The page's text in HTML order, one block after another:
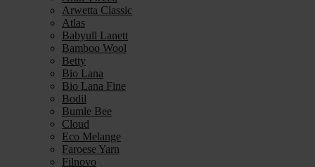
Arwetta Classic
Atlas
Babyull Lanett
Bamboo Wool
Betty
Bio Lana
Bio Lana Fine
Bodil
Bumle Bee
Cloud
Eco Melange
Faroese Yarn
Filnovo